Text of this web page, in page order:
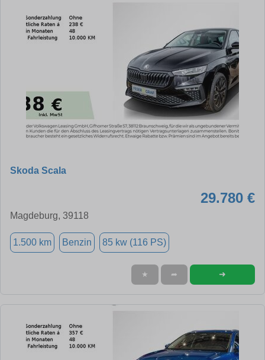
Skoda Scala
29.780 €
Magdeburg, 39118
1.500 km Benzin 85 kw (116 PS)
★ ➦ ➜